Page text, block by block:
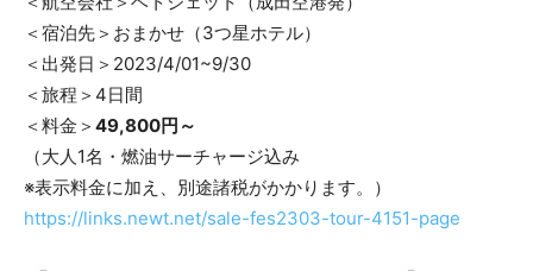
＜宿泊先＞おまかせ（3つ星ホテル）
＜出発日＞2023/4/01~9/30
＜旅程＞4日間
＜料金＞ 49,800円～
（大人1名・燃油サーチャージ込み
※表示料金に加え、別途諸税がかかります。）
https://links.newt.net/sale-fes2303-tour-4151-page